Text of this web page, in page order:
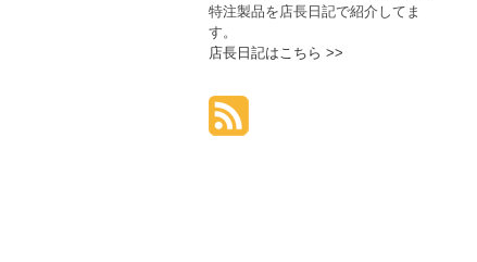
特注製品を店長日記で紹介してま
す。
店長日記はこちら >>